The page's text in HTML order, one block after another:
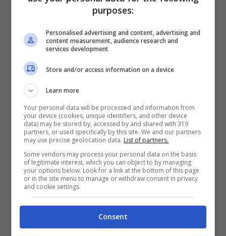
Silvestri faranno parte del
cast?
Come detto i due si sono conosciuti 18 anni
fa sull’isola di Salamà, in un’edizione dell’Isola
che è passata alla storia e che ha visto la
vittoria diWalter Nudo. Lo stesso Walter
purposes:
Personalised advertising and content, advertising and
content measurement, audience research and
services development
Store and/or access information on a device
Learn more
Your personal data will be processed and information from
your device (cookies, unique identifiers, and other device
data) may be stored by, accessed by and shared with 319
partners, or used specifically by this site. We and our partners
may use precise geolocation data. List of partners.
Some vendors may process your personal data on the basis
of legitimate interest, which you can object to by managing
your options below. Look for a link at the bottom of this page
or in the site menu to manage or withdraw consent in privacy
and cookie settings.
Consent